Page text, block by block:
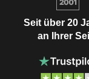
Seit über 20
an Ihrer